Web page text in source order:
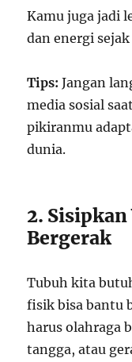
Kamu juga jadi
dan energi sejak
Tips: Jangan
media sosial
pikiranmu
dunia.
2.
Bergerak
Tubuh kita
fisik bisa bantu
harus olahraga
tangga, atau